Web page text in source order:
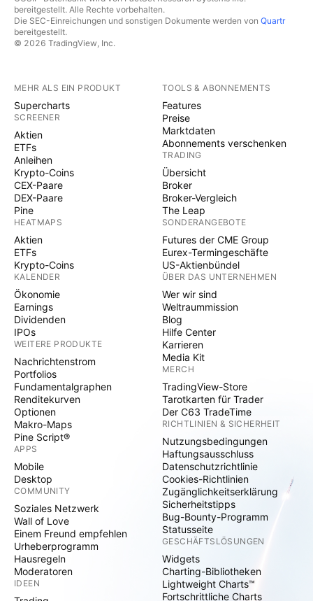
bereitgestellt. Alle Rechte vorbehalten.
Die SEC-Einreichungen und sonstigen Dokumente werden von Quartr
bereitgestellt.
© 2026 TradingView, Inc.
MEHR ALS EIN PRODUKT
Supercharts
SCREENER
Aktien
ETFs
Anleihen
Krypto-Coins
CEX-Paare
DEX-Paare
Pine
HEATMAPS
Aktien
ETFs
Krypto-Coins
KALENDER
Ökonomie
Earnings
Dividenden
IPOs
WEITERE PRODUKTE
Nachrichtenstrom
Portfolios
Fundamentalgraphen
Renditekurven
Optionen
Makro-Maps
Pine Script®
APPS
Mobile
Desktop
COMMUNITY
Soziales Netzwerk
Wall of Love
Einem Freund empfehlen
Urheberprogramm
Hausregeln
Moderatoren
IDEEN
TOOLS & ABONNEMENTS
Features
Preise
Marktdaten
Abonnements verschenken
TRADING
Übersicht
Broker
Broker-Vergleich
The Leap
SONDERANGEBOTE
Futures der CME Group
Eurex-Termingeschäfte
US-Aktienbündel
ÜBER DAS UNTERNEHMEN
Wer wir sind
Weltraummission
Blog
Hilfe Center
Karrieren
Media Kit
MERCH
TradingView-Store
Tarotkarten für Trader
Der C63 TradeTime
RICHTLINIEN & SICHERHEIT
Nutzungsbedingungen
Haftungsausschluss
Datenschutzrichtlinie
Cookies-Richtlinien
Zugänglichkeitserklärung
Sicherheitstipps
Bug-Bounty-Programm
Statusseite
GESCHÄFTSLÖSUNGEN
Widgets
Charting-Bibliotheken
Lightweight Charts™
Fortschrittliche Charts